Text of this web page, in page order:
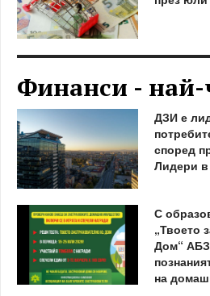
Финанси - най-
ДЗИ е
според
Лидери в
С
„Твоето
Дом“
на